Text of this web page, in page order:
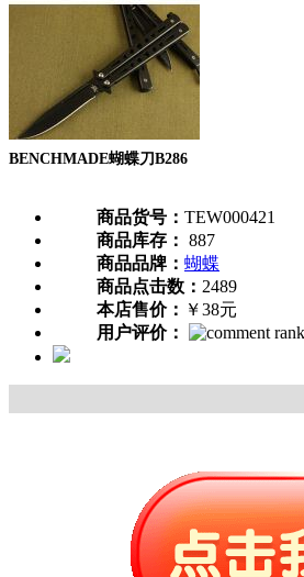
BENCHMADE蝴蝶刀B286
商品货号： TEW000421
商品库存： 887
商品品牌： 蝴蝶
商品点击数： 2489
本店售价： ￥38元
用户评价：